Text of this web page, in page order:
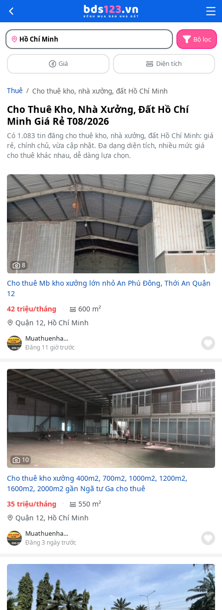
Hồ Chí Minh Bộ lọc
Giá Diện tích
Thuê Cho thuê kho, nhà xưởng, đất Hồ Chí Minh
Cho Thuê Kho, Nhà Xưởng, Đất Hồ Chí
Minh Giá Rẻ T08/2026
Có 1.083 tin đăng cho thuê kho, nhà xưởng, đất Hồ Chí Minh: giá
rẻ, chính chủ, vừa cập nhật. Đa dạng diện tích, nhiều mức giá
cho thuê khác nhau, dễ dàng lựa chọn.
8
Cho thuê Mb kho xưởng lớn nhỏ An Phú Đông, Thới An Quận
12
42 triệu/tháng
600 m²
Quận 12, Hồ Chí Minh
Muathuenhaxuong.com.vn
Đăng 11 giờ trước
10
Cho thuê kho xưởng 400m2, 700m2, 1000m2, 1200m2,
1600m2, 2000m2 gần Ngã tư Ga cho thuê
35 triệu/tháng
550 m²
Quận 12, Hồ Chí Minh
Muathuenhaxuong.com.vn
Đăng 3 ngày trước